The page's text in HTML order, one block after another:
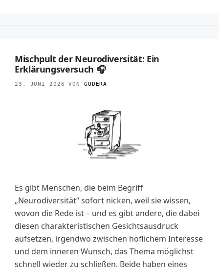
Mischpult der Neurodiversität: Ein
Erklärungsversuch 🎧
23. JUNI 2026 VON GUDERA
Es gibt Menschen, die beim Begriff
„Neurodiversität“ sofort nicken, weil sie wissen,
wovon die Rede ist – und es gibt andere, die dabei
diesen charakteristischen Gesichtsausdruck
aufsetzen, irgendwo zwischen höflichem Interesse
und dem inneren Wunsch, das Thema möglichst
schnell wieder zu schließen. Beide haben eines